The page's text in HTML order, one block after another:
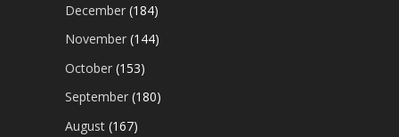
December(184)
November(144)
October(153)
September(180)
August(167)